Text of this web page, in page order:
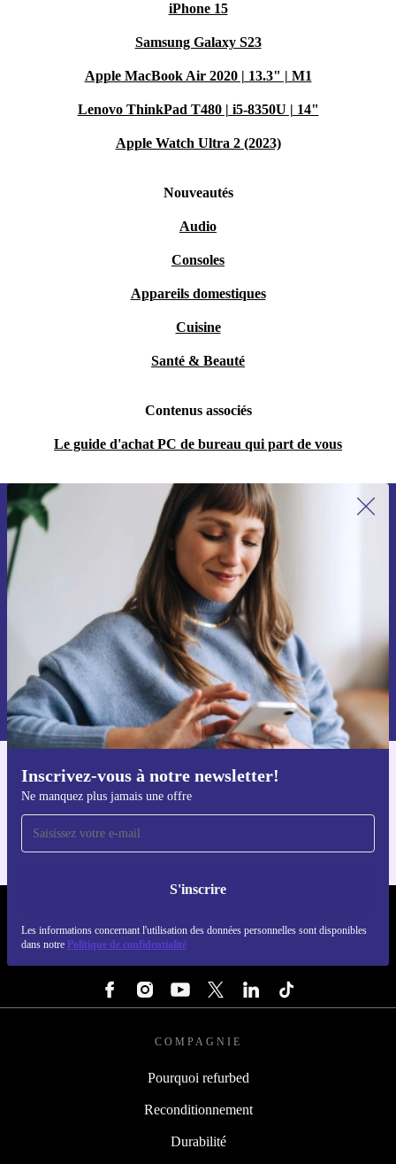
iPhone 15
Samsung Galaxy S23
Apple MacBook Air 2020 | 13.3" | M1
Lenovo ThinkPad T480 | i5-8350U | 14"
Apple Watch Ultra 2 (2023)
Nouveautés
Audio
Consoles
Appareils domestiques
Cuisine
Santé & Beauté
Contenus associés
Le guide d'achat PC de bureau qui part de vous
Inscrivez-vous à notre newsletter!
Ne manquez plus jamais une offre
S'inscrire
Les informations concernant l'utilisation des données personnelles sont disponibles
dans notre Politique de confidentialité
Recevoir offres et infos de refurbed
par mail
Ne manquez plus aucune offre.
S'inscrire
Retrouvez les informations sur l'utilisation des données personnelles
dans notre
politique de confidentialité.
Téléchargez l'application refurbed
Pour iOS et Android
COMPAGNIE
Pourquoi refurbed
Reconditionnement
Durabilité